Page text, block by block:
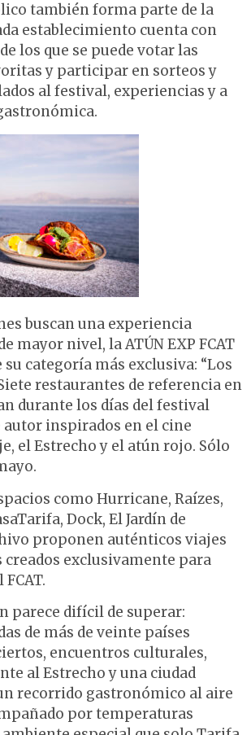
también forma parte de la
establecimiento cuenta con
los que se puede votar las
y participar en sorteos y
al festival, experiencias y a
buscan una experiencia
mayor nivel, la ATÚN EXP FCAT
categoría más exclusiva: “Los
restaurantes de referencia en
durante los días del festival
autor inspirados en el cine
el Estrecho y el atún rojo. Sólo
como Hurricane, Raízes,
Dock, El Jardín de
proponen auténticos viajes
exclusivamente para
parece difícil de superar:
de más de veinte países
encuentros culturales,
al Estrecho y una ciudad
recorrido gastronómico al aire
por temperaturas